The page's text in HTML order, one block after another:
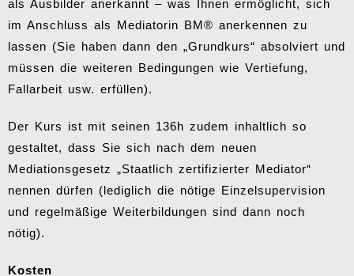
als Ausbilder anerkannt – was Ihnen ermöglicht, sich
im Anschluss als Mediatorin BM® anerkennen zu
lassen (Sie haben dann den „Grundkurs“ absolviert und
müssen die weiteren Bedingungen wie Vertiefung,
Fallarbeit usw. erfüllen).
Der Kurs ist mit seinen 136h zudem inhaltlich so
gestaltet, dass Sie sich nach dem neuen
Mediationsgesetz „Staatlich zertifizierter Mediator“
nennen dürfen (lediglich die nötige Einzelsupervision
und regelmäßige Weiterbildungen sind dann noch
nötig).
Kosten